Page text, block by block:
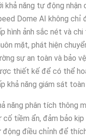
khả năng tự động
Dome AI không chỉ
hình ảnh sắc nét và
mặt, phát hiện
sự an toàn và bảo
thiết kế để có thể
khả năng giám sát
năng phân tích thông
cố tiềm ẩn, đảm bảo
điều chỉnh để